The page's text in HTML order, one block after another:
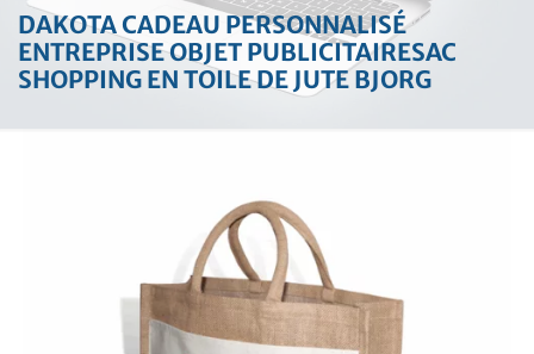
DAKOTA CADEAU PERSONNALISÉ
ENTREPRISE OBJET PUBLICITAIRESAC
SHOPPING EN TOILE DE JUTE BJORG